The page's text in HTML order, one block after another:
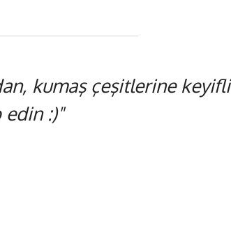
kumaş çeşitlerine keyifli
edin :)"